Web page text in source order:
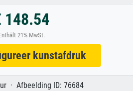
148.54
21% MwSt.
kunstafdruk
· Afbeelding ID: 76684